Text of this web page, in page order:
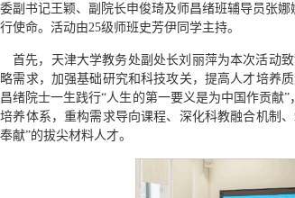
副书记王颖、副院长申俊琦及师昌绪班辅导员张
使命。活动由25级师班史芳伊同学主持。
首先，天津大学教务处副处长刘丽萍为本次活动
需求，加强基础研究和科技攻关，提高人才培养
绪院士一生践行“人生的第一要义是为中国作贡献
养体系，重构需求导向课程、深化科教融合机制
献”的拔尖材料人才。